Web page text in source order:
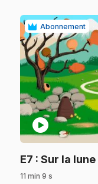
Abonnement
play_circle
E7 : Sur la lune.
11 min 9 s